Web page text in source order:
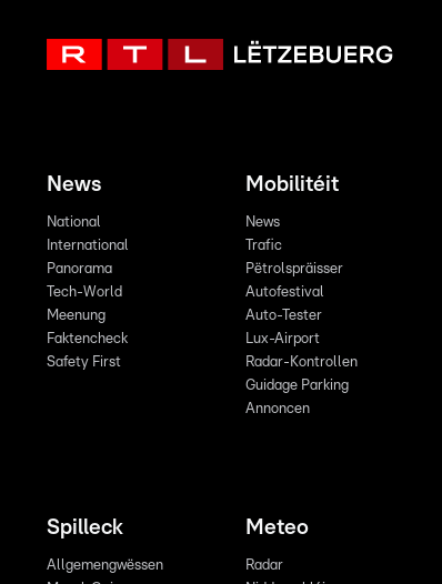
News
National
International
Panorama
Tech-World
Meenung
Faktencheck
Safety First
Mobilitéit
News
Trafic
Pëtrolspräisser
Autofestival
Auto-Tester
Lux-Airport
Radar-Kontrollen
Guidage Parking
Annoncen
Spilleck
Allgemengwëssen
Meteo
Radar